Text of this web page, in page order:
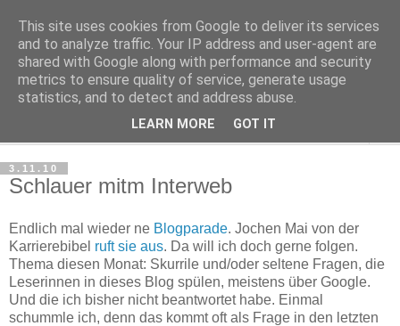
Haltungsturnen
Niveau sieht nur von unten aus wie Arroganz.
3.11.10
Schlauer mitm Interweb
Endlich mal wieder ne Blogparade. Jochen Mai von der
Karrierebibel ruft sie aus. Da will ich doch gerne folgen.
Thema diesen Monat: Skurrile und/oder seltene Fragen, die
Leserinnen in dieses Blog spülen, meistens über Google.
Und die ich bisher nicht beantwortet habe. Einmal
schummle ich, denn das kommt oft als Frage in den letzten
This site uses cookies from Google to deliver its services
and to analyze traffic. Your IP address and user-agent are
shared with Google along with performance and security
metrics to ensure quality of service, generate usage
statistics, and to detect and address abuse.
LEARN MORE GOT IT